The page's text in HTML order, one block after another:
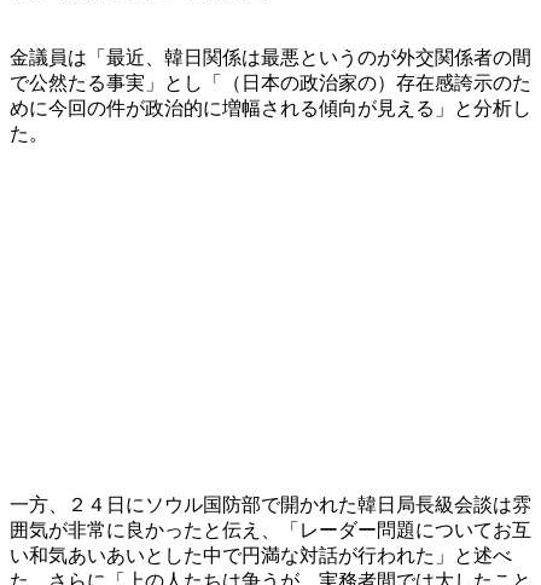
金議員は「最近、韓日関係は最悪というのが外交関係者の間
で公然たる事実」とし「（日本の政治家の）存在感誇示のた
めに今回の件が政治的に増幅される傾向が見える」と分析し
た。
一方、２４日にソウル国防部で開かれた韓日局長級会談は雰
囲気が非常に良かったと伝え、「レーダー問題についてお互
い和気あいあいとした中で円満な対話が行われた」と述べ
た。さらに「上の人たちは争うが、実務者間では大したこと